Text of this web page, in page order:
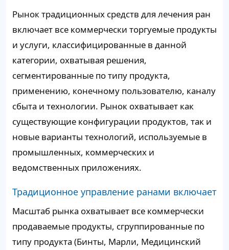
Рынок традиционных средств для лечения ран
включает все коммерчески торгуемые продукты
и услуги, классифицированные в данной
категории, охватывая решения,
сегментированные по типу продукта,
применению, конечному пользователю, каналу
сбыта и технологии. Рынок охватывает как
существующие конфигурации продуктов, так и
новые варианты технологий, используемые в
промышленных, коммерческих и
ведомственных приложениях.
Традиционное управление ранами включает
Масштаб рынка охватывает все коммерчески
продаваемые продукты, сгруппированные по
типу продукта (Бинты, Марли, Медицинский